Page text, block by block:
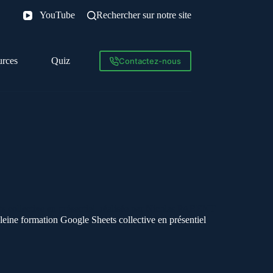
YouTube Rechercher sur notre site
Quiz Contactez-nous
formation Google Sheets collective en présentiel